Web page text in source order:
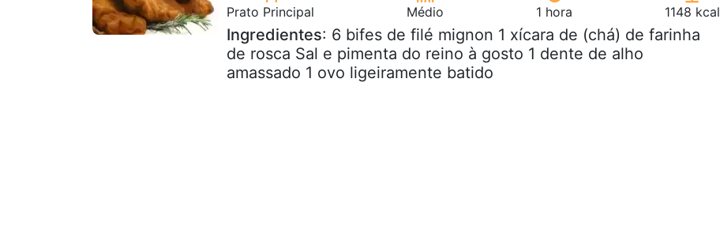
Prato Principal Médio 1 hora 1148 kcal
Ingredientes: 6 bifes de filé mignon 1 xícara de (chá) de farinha
de rosca Sal e pimenta do reino à gosto 1 dente de alho
amassado 1 ovo ligeiramente batido